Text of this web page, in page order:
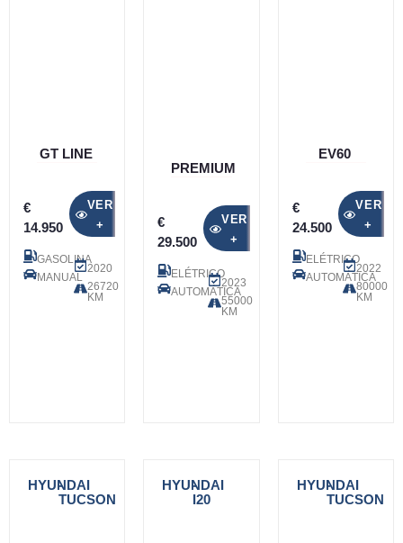
GT LINE
€
14.950
VER
+
GASOLINA
MANUAL
2020
26720
KM
PREMIUM
€
29.500
VER
+
ELÉTRICO
AUTOMÁTICA
2023
55000
KM
EV60
€
24.500
VER
+
ELÉTRICO
AUTOMÁTICA
2022
80000
KM
HYUNDAI
-
TUCSON
HYUNDAI
-
I20
HYUNDAI
-
TUCSON